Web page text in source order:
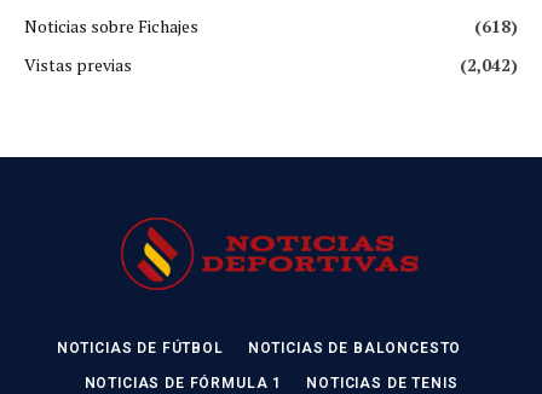
Noticias sobre Fichajes
(618)
Vistas previas
(2,042)
NOTICIAS DE FÚTBOL NOTICIAS DE BALONCESTO
NOTICIAS DE FÓRMULA 1 NOTICIAS DE TENIS